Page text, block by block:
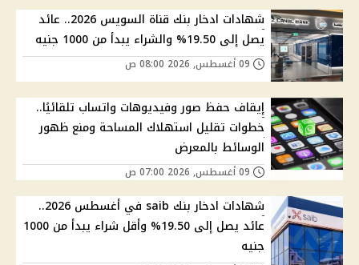
شهادات ادخار بنك قناة السويس 2026.. عائد
يصل إلى 19.50% والشراء يبدأ من 1000 جنيه
إيقاف حفظ صور وفيديوهات واتساب تلقائيًا..
خطوات تقليل استهلاك المساحة ومنع ظهور
الوسائط بالمعرض
شهادات ادخار بنك saib في أغسطس 2026..
عائد يصل إلى 19.50% وأقل شراء يبدأ من 1000
جنيه